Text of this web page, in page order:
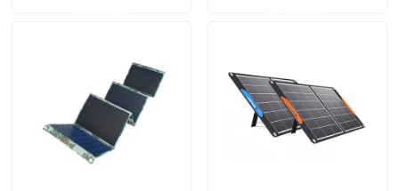
A propos de nous
Visite d'usine